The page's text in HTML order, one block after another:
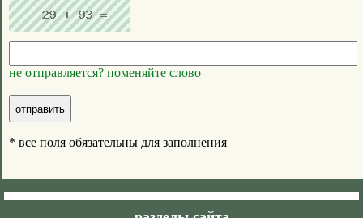
не отправляется? поменяйте слово
* все поля обязательны для заполнения